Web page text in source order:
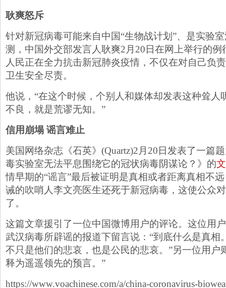
耿爽怒斥
针对新冠病毒可能来自中国“生物战计划”、是实验
测，中国外交部发言人耿爽2月20日在网上举行的
人民正在全力抗击新冠肺炎疫情，不仅在对自己负
卫生安全尽责。
他说，“在这个时候，个别人和媒体却发表这种耸人
不良，就是荒谬无知。”
信用崩塌 谣言难止
美国网络杂志《石英》(Quartz)2月20日发表了一篇
毒实验室无法平息围绕它的冠状病毒阴谋论？》的
情早期的“谣言”最后被证明是真相或者距离真相不
诫的吹哨人李文亮医生还死于新冠病毒，这使公众
了。
这篇文章援引了一位中国微博用户的评论。这位用
武汉病毒所辟谣的报道下留言说：“到底什么是真相
不只是他们的悲哀，也是公民的悲哀。”另一位用户
释为遥遥领先的预言。”
https://www.voachinese.com/a/china-coronavirus-